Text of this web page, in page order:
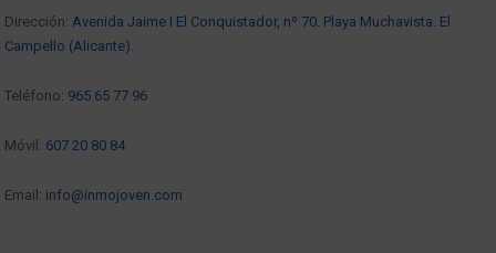
Dirección: Avenida Jaime I El Conquistador, nº 70. Playa Muchavista. El
Campello (Alicante).
Teléfono: 965 65 77 96
Móvil: 607 20 80 84
Email: info@inmojoven.com